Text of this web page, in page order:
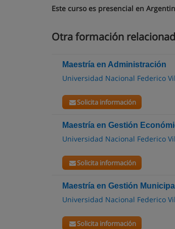
Este curso es presencial en
Otra formación
Maestría en Administración
Universidad Nacional Federico
Solicita información
Maestría en Gestión
Universidad Nacional Federico
Solicita información
Maestría en Gestión
Universidad Nacional Federico
Solicita información